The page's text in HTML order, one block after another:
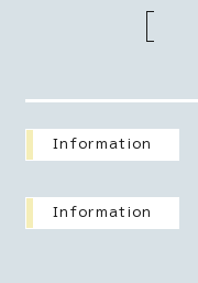
Information
Information